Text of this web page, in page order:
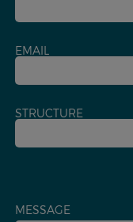
EMAIL
STRUCTURE
MESSAGE